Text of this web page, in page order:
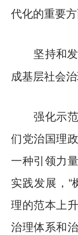
代化的重要方
坚持和
成基层社会
强化示范
们党治国理
一种引领力
实践发展，“
理的范本上
治理体系和